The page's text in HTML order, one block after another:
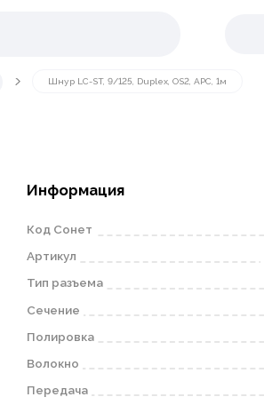
Шнур LC-ST, 9/125, Duplex, OS2, APC, 1м
Информация
Код Сонет
Артикул
Тип разъема
Сечение
Полировка
Волокно
Передача